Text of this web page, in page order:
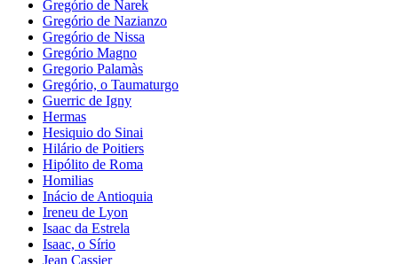
Gregório de Narek
Gregório de Nazianzo
Gregório de Nissa
Gregório Magno
Gregorio Palamàs
Gregório, o Taumaturgo
Guerric de Igny
Hermas
Hesiquio do Sinai
Hilário de Poitiers
Hipólito de Roma
Homilias
Inácio de Antioquia
Ireneu de Lyon
Isaac da Estrela
Isaac, o Sírio
Jean Cassier